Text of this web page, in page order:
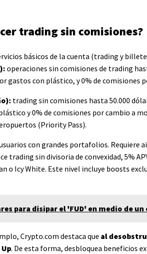
trading sin comisiones?
básicos de la cuenta (trading y
operaciones sin comisiones de trading
gastos con plástico, y 0% de comisiones
trading sin comisiones hasta 50.000
y 0% de comisiones por cambio a
(Priority Pass).
con grandes portafolios. Requiere
trading sin divisoria de convexidad, 5%
o Icy White. Este nivel incluye boosts
para disipar el 'FUD' en medio de
Crypto.com destaca que al
. De esta forma, desbloquea beneficios